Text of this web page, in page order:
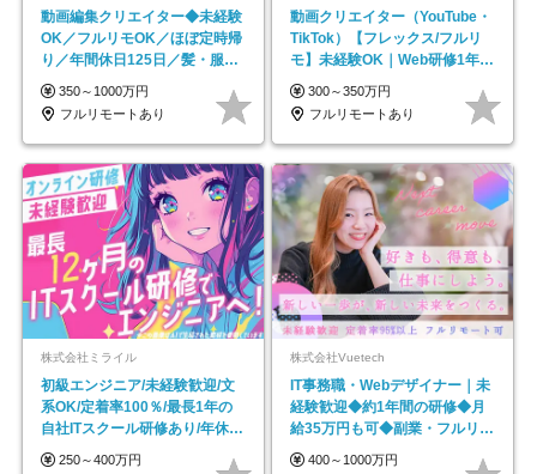
動画編集クリエイター◆未経験
OK／フルリモOK／ほぼ定時帰
り／年間休日125日／髪・服・
ネイル自由／副業OK
350～1000万円
フルリモートあり
動画クリエイター（YouTube・
TikTok）【フレックス/フルリ
モ】未経験OK｜Web研修1年間
｜副業OK
300～350万円
フルリモートあり
株式会社ミライル
初級エンジニア/未経験歓迎/文
系OK/定着率100％/最長1年の
自社ITスクール研修あり/年休
130日
250～400万円
株式会社Vuetech
IT事務職・Webデザイナー｜未
経験歓迎◆約1年間の研修◆月
給35万円も可◆副業・フルリモ
ート可◆年休126日
400～1000万円